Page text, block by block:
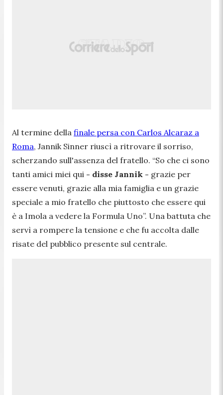
Al termine della finale persa con Carlos Alcaraz a
Roma, Jannik Sinner riuscì a ritrovare il sorriso,
scherzando sull'assenza del fratello. “So che ci sono
tanti amici miei qui - disse Jannik - grazie per
essere venuti, grazie alla mia famiglia e un grazie
speciale a mio fratello che piuttosto che essere qui
è a Imola a vedere la Formula Uno”. Una battuta che
servì a rompere la tensione e che fu accolta dalle
risate del pubblico presente sul centrale.